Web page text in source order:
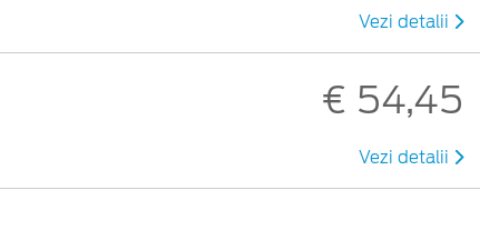
Vezi detalii
€ 54,45
Vezi detalii